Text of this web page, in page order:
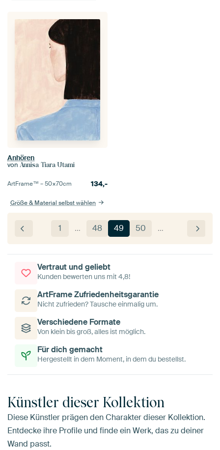
Anhören
von Annisa Tiara Utami
ArtFrame™ –50×70cm 134,-
Größe & Material selbst wählen
1 … 48 49 50 …
Vertraut und geliebt
Kunden bewerten uns mit 4,8!
ArtFrame Zufriedenheitsgarantie
Nicht zufrieden? Tausche einmalig um.
Verschiedene Formate
Von klein bis groß, alles ist möglich.
Für dich gemacht
Hergestellt in dem Moment, in dem du bestellst.
Künstler dieser Kollektion
Diese Künstler prägen den Charakter dieser Kollektion.
Entdecke ihre Profile und finde ein Werk, das zu deiner
Wand passt.